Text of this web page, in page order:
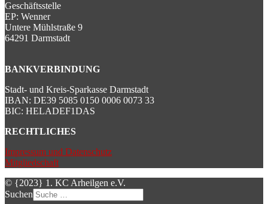
Geschäftsstelle
EP: Wenner
Untere Mühlstraße 9
64291 Darmstadt
BANKVERBINDUNG
Stadt- und Kreis-Sparkasse Darmstadt
IBAN: DE39 5085 0150 0006 0073 33
BIC: HELADEF1DAS
RECHTLICHES
Impressum und Datenschutz
Mitgliedschaft
© {2023} 1. KC Arheilgen e.V.
Suchen